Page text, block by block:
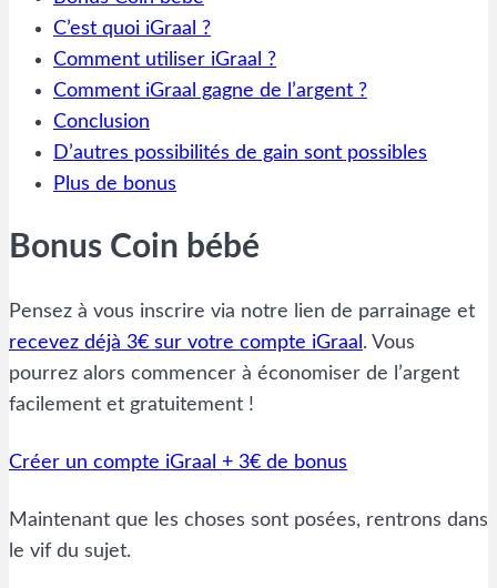
C’est quoi iGraal ?
Comment utiliser iGraal ?
Comment iGraal gagne de l’argent ?
Conclusion
D’autres possibilités de gain sont possibles
Plus de bonus
Bonus Coin bébé
Pensez à vous inscrire via notre lien de parrainage et
recevez déjà 3€ sur votre compte iGraal . Vous
pourrez alors commencer à économiser de l’argent
facilement et gratuitement !
Créer un compte iGraal + 3€ de bonus
Maintenant que les choses sont posées, rentrons dans
le vif du sujet.